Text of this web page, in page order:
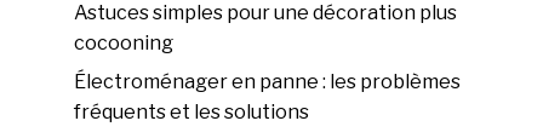
Astuces simples pour une décoration plus
cocooning
Électroménager en panne : les problèmes
fréquents et les solutions